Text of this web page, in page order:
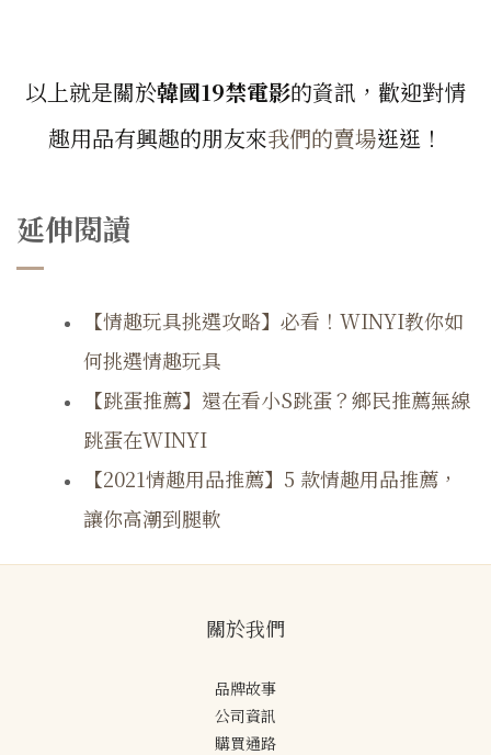
以上就是關於韓國19禁電影的資訊，歡迎對情
趣用品有興趣的朋友來我們的賣場逛逛！
延伸閱讀
​【情趣玩具挑選攻略】必看！WINYI教你如
何挑選情趣玩具
【跳蛋推薦】還在看小S跳蛋？鄉民推薦無線
跳蛋在WINYI
【2021情趣用品推薦】5 款情趣用品推薦，
讓你高潮到腿軟
關於我們
品牌故事
公司資訊
購買通路